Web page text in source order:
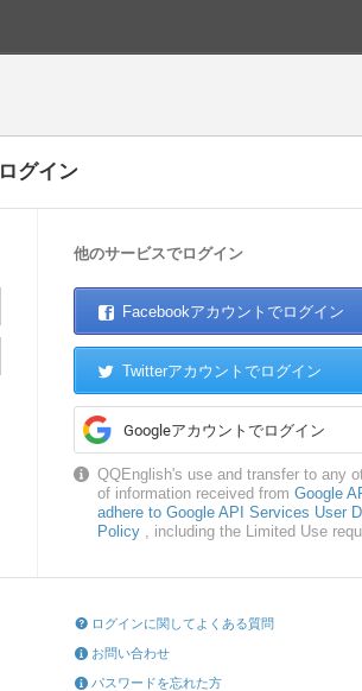
ログイン
他のサービスでログイン
Facebookアカウントでログイン
Twitterアカウントでログイン
Googleアカウントでログイン
QQEnglish's use and transfer to any
of information received from Google
adhere to Google API Services User
Policy , including the Limited Use
ログインに関してよくある質問
お問い合わせ
パスワードを忘れた方